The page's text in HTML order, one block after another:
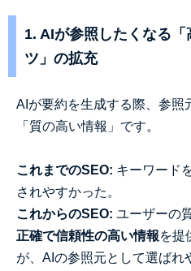
1. AIが参照したくなる
ツ」の拡充
AIが要約を生成する際、参照
「質の高い情報」です。
これまでのSEO: キーワード
されやすかった。
これからのSEO: ユーザーの
正確で信頼性の高い情報を提
が、AIの参照元として選ばれ